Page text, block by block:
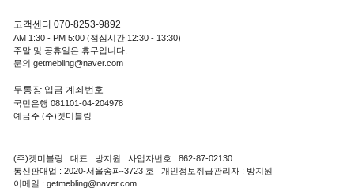
고객센터 070-8253-9892
AM 1:30 - PM 5:00 (점심시간 12:30 - 13:30)
주말 및 공휴일은 휴무입니다.
문의 getmebling@naver.com
무통장 입금 계좌번호
국민은행 081101-04-204978
예금주 (주)겟미블링
(주)겟미블링 대표 : 방지원 사업자번호 : 862-87-02130
통신판매업 : 2020-서울송파-3723 호 개인정보취급관리자 : 방지원
이메일 : getmebling@naver.com